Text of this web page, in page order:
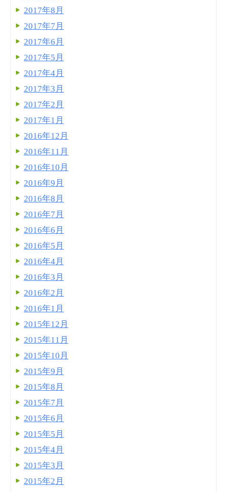
2017年8月
2017年7月
2017年6月
2017年5月
2017年4月
2017年3月
2017年2月
2017年1月
2016年12月
2016年11月
2016年10月
2016年9月
2016年8月
2016年7月
2016年6月
2016年5月
2016年4月
2016年3月
2016年2月
2016年1月
2015年12月
2015年11月
2015年10月
2015年9月
2015年8月
2015年7月
2015年6月
2015年5月
2015年4月
2015年3月
2015年2月